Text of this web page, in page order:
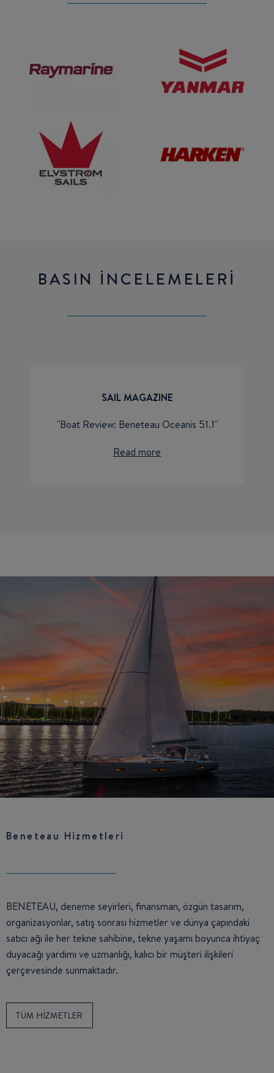
BASIN İNCELEMELERI
SAIL MAGAZINE
"Boat Review: Beneteau Oceanis 51.1"
Read more
Beneteau Hizmetleri
BENETEAU, deneme seyirleri, finansman, özgün tasarım,
organizasyonlar, satış sonrası hizmetler ve dünya çapındaki
satıcı ağı ile her tekne sahibine, tekne yaşamı boyunca ihtiyaç
duyacağı yardımı ve uzmanlığı, kalıcı bir müşteri ilişkileri
çerçevesinde sunmaktadır.
TÜM HIZMETLER